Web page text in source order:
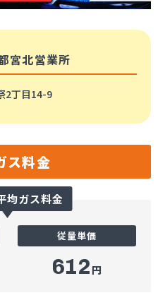
宮北営業所
2丁目14-9
ス料金
均ガス料金
従量単価
612 円